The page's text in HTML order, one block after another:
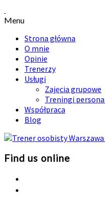
Menu
Strona główna
O mnie
Opinie
Trenerzy
Usługi
Zajęcia grupowe
Treningi
Współpraca
Blog
Find us online